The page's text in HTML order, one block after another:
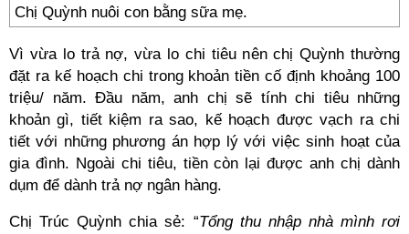
Chị Quỳnh nuôi con bằng sữa mẹ.
Vì vừa lo trả nợ, vừa lo chi tiêu nên chị Quỳnh thường
đặt ra kế hoạch chi trong khoản tiền cố định khoảng 100
triệu/ năm. Đầu năm, anh chị sẽ tính chi tiêu những
khoản gì, tiết kiệm ra sao, kế hoạch được vạch ra chi
tiết với những phương án hợp lý với việc sinh hoạt của
gia đình. Ngoài chi tiêu, tiền còn lại được anh chị dành
dụm để dành trả nợ ngân hàng.
Chị Trúc Quỳnh chia sẻ: “Tổng thu nhập nhà mình rơi